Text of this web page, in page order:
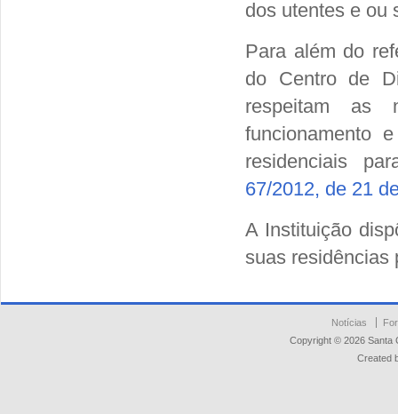
dos utentes e ou
Para além do
do Centro de
respeitam as
funcionamento
residenciais
67/2012, de 21
A Instituição
suas residências
Notícias
Copyright © 2026 Santa
Created